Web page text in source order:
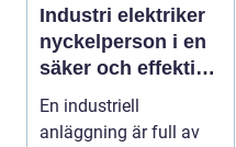
Industri elektriker
nyckelperson i en
säker och effektiv
produktion
En industriell
anläggning är full av